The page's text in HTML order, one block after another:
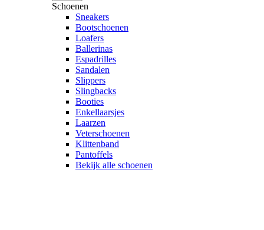
Schoenen
Sneakers
Bootschoenen
Loafers
Ballerinas
Espadrilles
Sandalen
Slippers
Slingbacks
Booties
Enkellaarsjes
Laarzen
Veterschoenen
Klittenband
Pantoffels
Bekijk alle schoenen